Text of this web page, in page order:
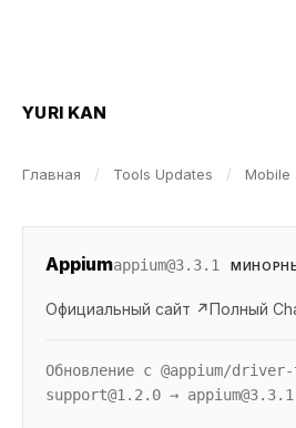
YURI KAN
Главная / Tools Updates / Mobile
Appiumappium@3.3.1
Официальный сайт ↗Полный
Обновление с @appium/
support@1.2.0 → appium@3.3.1